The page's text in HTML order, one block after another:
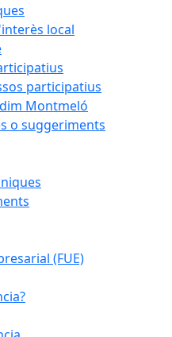
local
participatius
Montmeló
o suggeriments
(FUE)